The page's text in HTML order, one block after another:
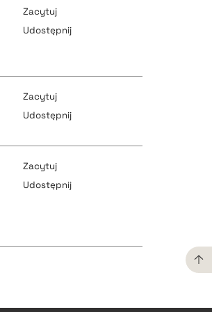
pobierz cytat
pobierz cytat
pobierz cytat
Zacytuj
Udostępnij
pobierz cytat
Zacytuj
Udostępnij
Zacytuj
Udostępnij